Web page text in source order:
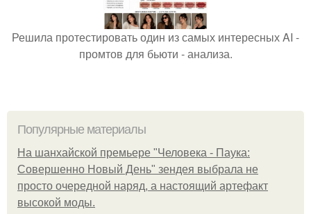
Решила протестировать один из самых интересных AI -
промтов для бьюти - анализа.
Популярные материалы
На шанхайской премьере "Человека - Паука:
Совершенно Новый День" зендея выбрала не
просто очередной наряд, а настоящий артефакт
высокой моды.